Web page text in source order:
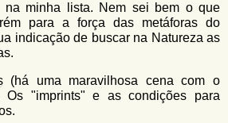
na minha lista. Nem sei bem o que
para a força das metáforas do
indicação de buscar na Natureza as
(há uma maravilhosa cena com o
Os "imprints" e as condições para